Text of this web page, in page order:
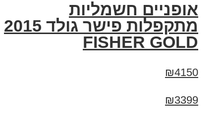
אופניים חשמליות
מתקפלות פישר גולד 2015
FISHER GOLD
₪4150
₪3399